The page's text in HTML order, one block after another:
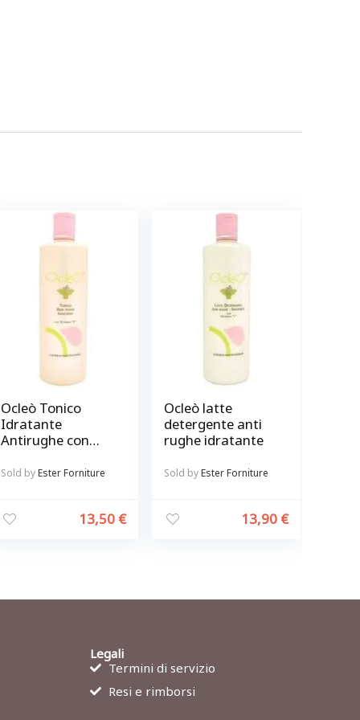
Ocleò Tonico
Idratante
Antirughe con
ml
Sold byEster Forniture
13,50 €
Ocleò latte
detergente anti
rughe idratante
Sold by Ester Forniture
13,90 €
Legali
Termini di servizio
Resi e rimborsi